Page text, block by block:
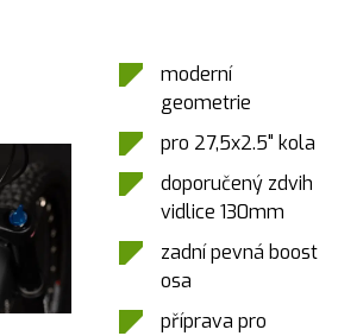
moderní
geometrie
pro 27,5x2.5" kola
doporučený zdvih
vidlice 130mm
zadní pevná boost
osa
příprava pro